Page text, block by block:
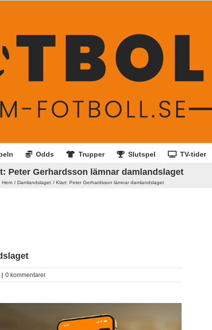
Odds Trupper Slutspel TV-tider
Peter Gerhardsson lämnar damlandslaget
Hem Damlandslaget Klart: Peter Gerhardsson lämnar damlandslaget
0 kommentarer